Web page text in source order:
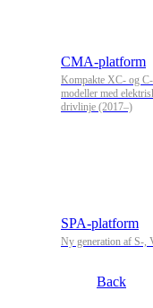
CMA-platform
Kompakte XC- og C-
modeller med
drivlinje (2017–)
SPA-platform
Ny generation af S-,
Back